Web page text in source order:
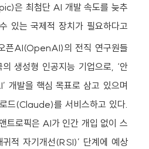
은 최첨단 AI 개발 속도를 늦추
있는 국제적 장치가 필요하다고
픈AI(OpenAI)의 전직 연구원들
생성형 인공지능 기업으로, ‘안
개발을 핵심 목표로 삼고 있으며
드(Claude)를 서비스하고 있다.
트로픽은 AI가 인간 개입 없이 스
적 자기개선(RSI)’ 단계에 예상